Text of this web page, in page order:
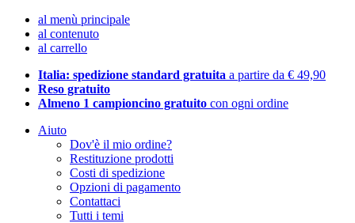
al menù principale
al contenuto
al carrello
Italia: spedizione standard gratuita a partire da € 49,90
Reso gratuito
Almeno 1 campioncino gratuito con ogni ordine
Aiuto
Dov'è il mio ordine?
Restituzione prodotti
Costi di spedizione
Opzioni di pagamento
Contattaci
Tutti i temi